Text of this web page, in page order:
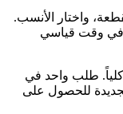
واختار الأنسب.
كروزر 2010 للطريق في وقت قياسي
كلياً. طلب واحد في
للحصول على